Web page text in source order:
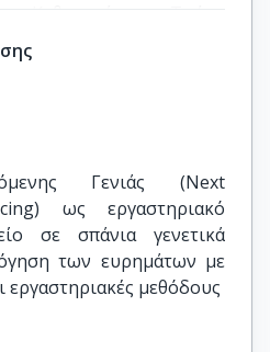
Καθηγητής , Τμήμα
Καθηγήτρια , Τμήμα
Επίκουρος
ΕΚΠΑ
Γενιάς (Next
ως εργαστηριακό
σε σπάνια γενετικά
των ευρημάτων με
εργαστηριακές μεθόδους